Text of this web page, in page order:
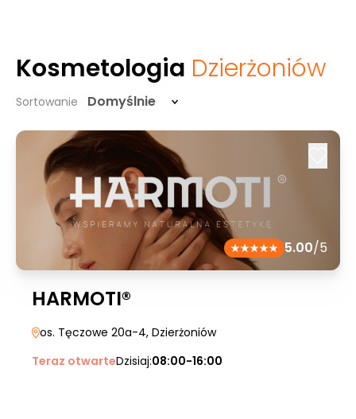
Kosmetologia Dzierżoniów
Sortowanie Domyślnie
5.00/5
HARMOTI®
os. Tęczowe 20a-4, Dzierżoniów
Teraz otwarteDzisiaj:08:00-16:00